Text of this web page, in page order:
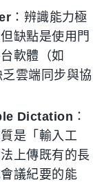
：辨識能力極
缺點是使用門
軟體（如
雲端同步與協
Dictation ：
是「輸入工
上傳既有的長
議紀要的能